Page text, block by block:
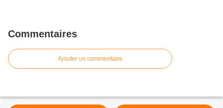
Commentaires
Ajouter un commentaire